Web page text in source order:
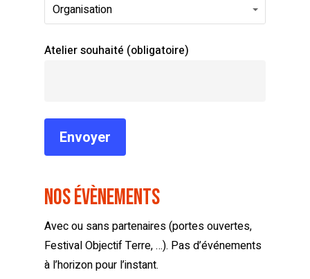
Organisation
Atelier souhaité (obligatoire)
Nos Évènements
Avec ou sans partenaires (portes ouvertes,
Festival Objectif Terre, …). Pas d’événements
à l’horizon pour l’instant.